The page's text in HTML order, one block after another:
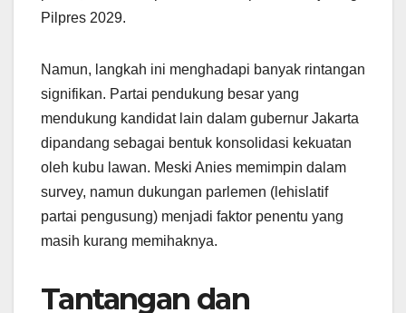
Pilpres 2029.
Namun, langkah ini menghadapi banyak rintangan
signifikan. Partai pendukung besar yang
mendukung kandidat lain dalam gubernur Jakarta
dipandang sebagai bentuk konsolidasi kekuatan
oleh kubu lawan. Meski Anies memimpin dalam
survey, namun dukungan parlemen (lehislatif
partai pengusung) menjadi faktor penentu yang
masih kurang memihaknya.
Tantangan dan